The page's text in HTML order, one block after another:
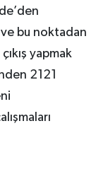
ve bu noktadan
yapmak
2121